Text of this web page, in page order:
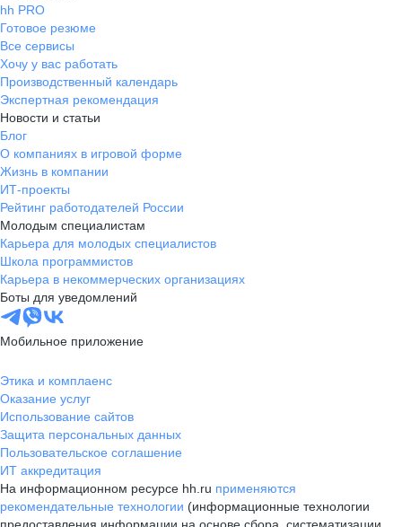
hh PRO
Готовое резюме
Все сервисы
Хочу у вас работать
Производственный календарь
Экспертная рекомендация
Новости и статьи
Блог
О компаниях в игровой форме
Жизнь в компании
ИТ-проекты
Рейтинг работодателей России
Молодым специалистам
Карьера для молодых специалистов
Школа программистов
Карьера в некоммерческих организациях
Боты для уведомлений
Мобильное приложение
Этика и комплаенс
Оказание услуг
Использование сайтов
Защита персональных данных
Пользовательское соглашение
ИТ аккредитация
На информационном ресурсе hh.ru применяются
рекомендательные технологии (информационные технологии